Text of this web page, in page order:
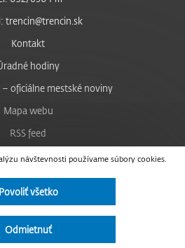
návštevnosti používame súbory cookies.
Povoliť všetko
Odmietnuť
trencin@trencin.sk
Kontakt
hodiny
– oficiálne mestské noviny
Mapa webu
RSS feed
cookies
Facebook
Instagram
o prístupnosti